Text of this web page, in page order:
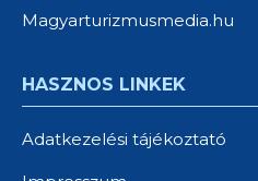
Magyarturizmusmedia.hu
HASZNOS LINKEK
Adatkezelési tájékoztató